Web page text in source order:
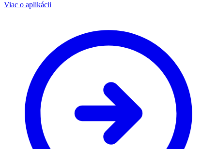
Viac o aplikácii